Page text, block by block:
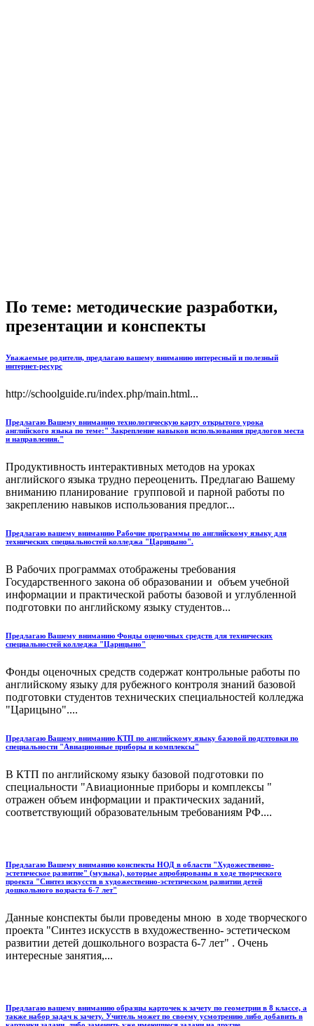
По теме: методические разработки,
презентации и конспекты
Уважаемые родители, предлагаю вашему вниманию интересный и полезный
интернет-ресурс
http://schoolguide.ru/index.php/main.html...
Предлагаю Вашему вниманию технологическую карту открытого урока
английского языка по теме:" Закрепление навыков использования предлогов места
и направления."
Продуктивность интерактивных методов на уроках
английского языка трудно переоценить. Предлагаю Вашему
вниманию планирование групповой и парной работы по
закреплению навыков использования предлог...
Предлагаю вашему вниманию Рабочие программы по английскому языку для
технических специальностей колледжа "Царицыно".
В Рабочих программах отображены требования
Государственного закона об образовании и объем учебной
информации и практической работы базовой и углубленной
подготовки по английскому языку студентов...
Предлагаю Вашему вниманию Фонды оценочных средств для технических
специальностей колледжа "Царицыно"
Фонды оценочных средств содержат контрольные работы по
английскому языку для рубежного контроля знаний базовой
подготовки студентов технических специальностей колледжа
"Царицыно"....
Предлагаю Вашему вниманию КТП по английскому языку базовой подглтовки по
специальности "Авиационные приборы и комплексы"
В КТП по английскому языку базовой подготовки по
специальности "Авиационные приборы и комплексы "
отражен объем информации и практических заданий,
соответствующий образовательным требованиям РФ....
Предлагаю Вашему вниманию конспекты НОД в области "Художественно-
эстетическое развитие" (музыка), которые апробированы в ходе творческого
проекта "Синтез искусств в художественно-эстетическом развитии детей
дошкольного возраста 6-7 лет"
Данные конспекты были проведены мною в ходе творческого
проекта "Синтез искусств в вхудожественно- эстетическом
развитии детей дошкольного возраста 6-7 лет" . Очень
интересные занятия,...
Предлагаю вашему вниманию образцы карточек к зачету по геометрии в 8 классе, а
также набор задач к зачету. Учитель может по своему усмотрению либо добавить в